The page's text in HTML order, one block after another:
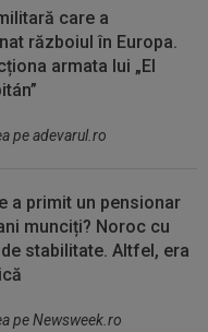
care a
războiul în Europa.
armata lui „El
pe adevarul.ro
a primit un pensionar
munciți? Noroc cu
stabilitate. Altfel, era
pe Newsweek.ro